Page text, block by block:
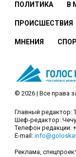
ПОЛИТИКА В
ПРОИСШЕСТВИЯ
МНЕНИЯ
© 2026 | Все права
Главный редактор:
Шеф-редактор:
Телефон редакции:
E-mail:
Реклама,